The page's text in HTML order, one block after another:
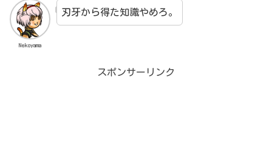
Nekoyama
刃牙から得た知識やめろ。
スポンサーリンク